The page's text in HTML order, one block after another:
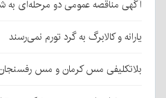
آگهی مناقصه عمومی دو مرحله‌ای به شماره ۰۵-۱۴۰۵
یارانه و کالابرگ به گرد تورم نمی‌رسند
بلاتکلیفی مس کرمان و مس